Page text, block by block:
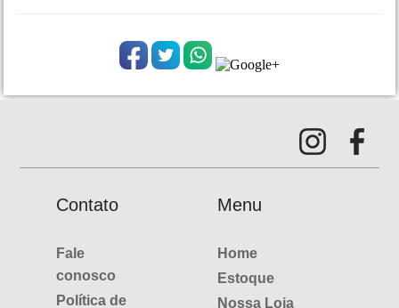
Contato Menu
Fale
conosco
Política de
Home
Estoque
Nossa Loja